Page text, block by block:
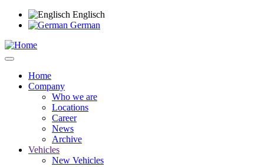
Skip
content
Englisch
German
Main
Home
Company
Who we are
Locations
Career
News
Archive
Vehicles
New Vehicles